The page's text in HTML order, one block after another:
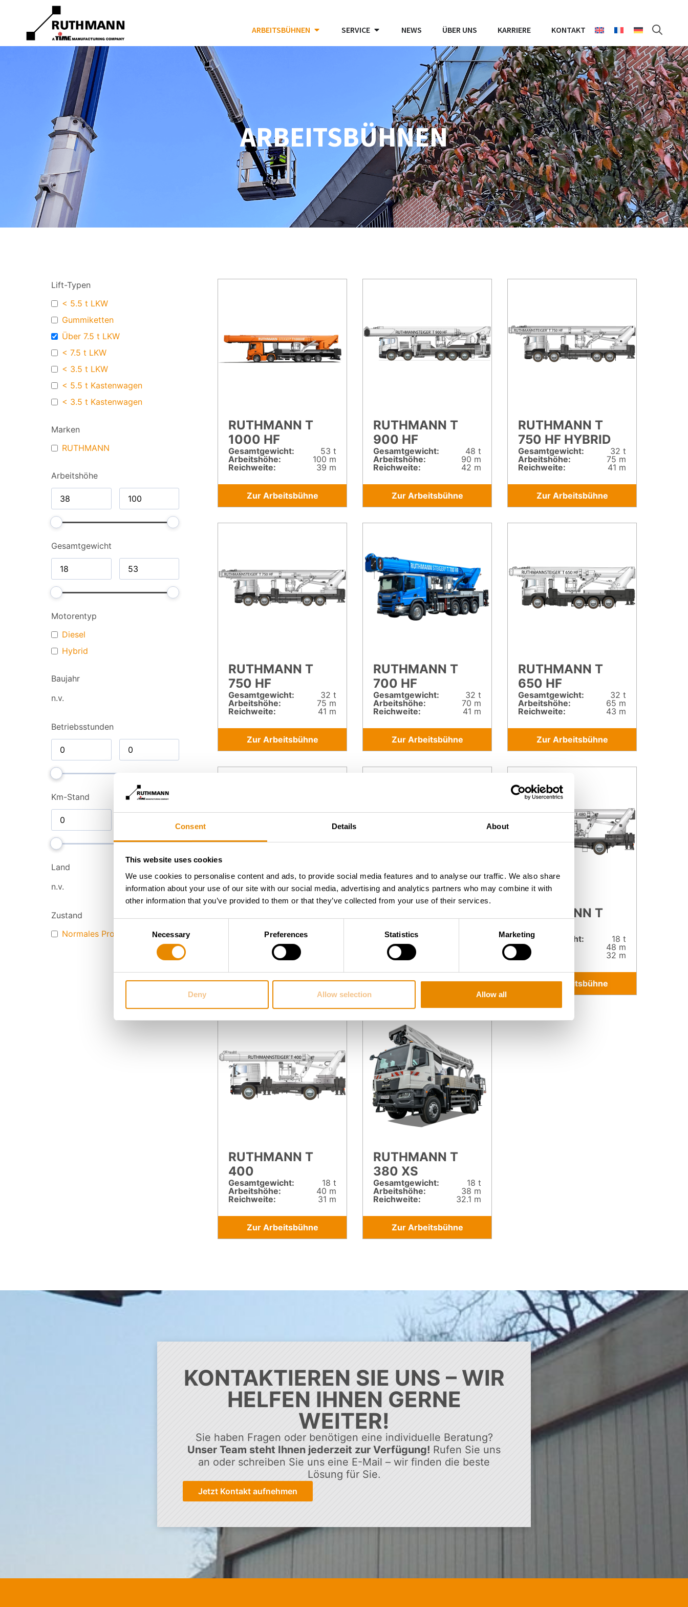
Consent Details About
This website uses cookies
We use cookies to personalise content and ads, to provide social media features and to analyse our traffic. We also share
information about your use of our site with our social media, advertising and analytics partners who may combine it with
other information that you’ve provided to them or that they’ve collected from your use of their services.
Selection
Necessary Preferences Statistics Marketing
Deny Allow selection Allow all
ARBEITSBÜHNEN SERVICE NEWS ÜBER UNS KARRIERE KONTAKT
ARBEITSBÜHNEN
Lift-Typen
< 5.5 t LKW
Gummiketten
Über 7.5 t LKW
< 7.5 t LKW
< 3.5 t LKW
< 5.5 t Kastenwagen
< 3.5 t Kastenwagen
Marken
RUTHMANN
Arbeitshöhe
Gesamt­gewicht
Motorentyp
Diesel
Hybrid
Baujahr
n.v.
Betriebsstunden
Km-Stand
Land
n.v.
Zustand
Normales Produkt
RUTHMANN T
1000 HF
Gesamt­gewicht:
53 t
Arbeitshöhe:
100 m
Reichweite:
39 m
Zur Arbeitsbühne
RUTHMANN T
900 HF
Gesamt­gewicht:
48 t
Arbeitshöhe:
90 m
Reichweite:
42 m
Zur Arbeitsbühne
RUTHMANN T
750 HF HYBRID
Gesamt­gewicht:
32 t
Arbeitshöhe:
75 m
Reichweite:
41 m
Zur Arbeitsbühne
RUTHMANN T
750 HF
Gesamt­gewicht:
32 t
Arbeitshöhe:
75 m
Reichweite:
41 m
Zur Arbeitsbühne
RUTHMANN T
700 HF
Gesamt­gewicht:
32 t
Arbeitshöhe:
70 m
Reichweite:
41 m
Zur Arbeitsbühne
RUTHMANN T
650 HF
Gesamt­gewicht:
32 t
Arbeitshöhe:
65 m
Reichweite:
43 m
Zur Arbeitsbühne
Gesamt­gewicht:
Arbeitshöhe:
Reichweite:
Zur Arbeitsbühne
Gesamt­gewicht:
Arbeitshöhe:
Reichweite:
Zur Arbeitsbühne
RUTHMANN T
Gesamt­gewicht:
18 t
Arbeitshöhe:
48 m
Reichweite:
32 m
Zur Arbeitsbühne
RUTHMANN T
400
Gesamt­gewicht:
18 t
Arbeitshöhe:
40 m
Reichweite:
31 m
Zur Arbeitsbühne
RUTHMANN T
380 XS
Gesamt­gewicht:
18 t
Arbeitshöhe:
38 m
Reichweite:
32.1 m
Zur Arbeitsbühne
KONTAKTIEREN SIE UNS – WIR
HELFEN IHNEN GERNE
WEITER!
Sie haben Fragen oder benötigen eine individuelle Beratung?
Unser Team steht Ihnen jederzeit zur Verfügung! Rufen Sie uns
an oder schreiben Sie uns eine E-Mail – wir finden die beste
Lösung für Sie.
Jetzt Kontakt aufnehmen